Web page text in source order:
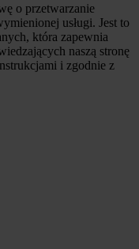
o przetwarzanie
usługi. Jest to
która zapewnia
naszą stronę
i zgodnie z